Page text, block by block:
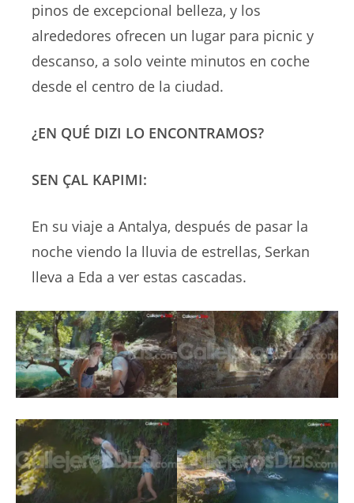
pinos de excepcional belleza, y los
alrededores ofrecen un lugar para picnic y
descanso, a solo veinte minutos en coche
desde el centro de la ciudad.
¿EN QUÉ DIZI LO ENCONTRAMOS?
SEN ÇAL KAPIMI:
En su viaje a Antalya, después de pasar la
noche viendo la lluvia de estrellas, Serkan
lleva a Eda a ver estas cascadas.